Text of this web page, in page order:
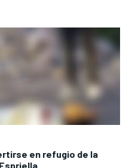
en refugio de la